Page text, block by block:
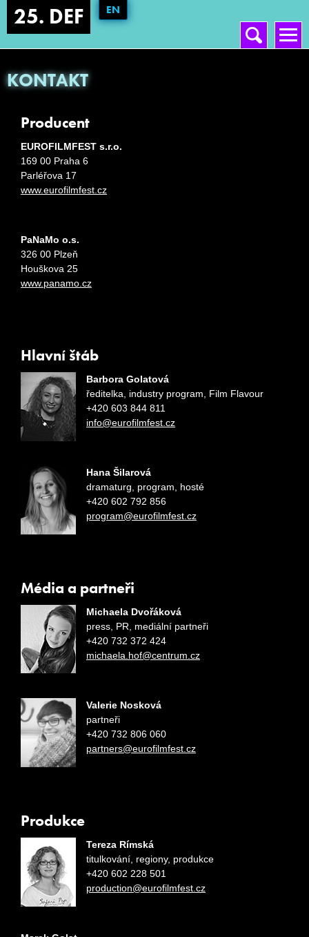
EN
25. DEF Hlavní menu
Vyhledávání
KONTAKT
Producent
EUROFILMFEST s.r.o.
169 00 Praha 6
Parléřova 17
www.eurofilmfest.cz
PaNaMo o.s.
326 00 Plzeň
Houškova 25
www.panamo.cz
Hlavní štáb
Barbora Golatová
ředitelka, industry program, Film Flavour
+420 603 844 811
info@eurofilmfest.cz
Hana Šilarová
dramaturg, program, hosté
+420 602 792 856
program@eurofilmfest.cz
Média a partneři
Michaela Dvořáková
press, PR, mediální partneři
+420 732 372 424
michaela.hof@centrum.cz
Valerie Nosková
partneři
+420 732 806 060
partners@eurofilmfest.cz
Produkce
Tereza Rímská
titulkování, regiony, produkce
+420 602 228 501
production@eurofilmfest.cz